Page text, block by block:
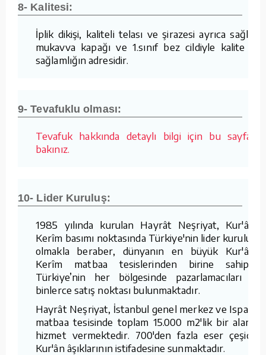
8- Kalitesi:
İplik dikişi, kaliteli telası ve şirazesi ayrıca sağlam
mukavva kapağı ve 1.sınıf bez cildiyle kalite ve
sağlamlığın adresidir.
9- Tevafuklu olması:
Tevafuk hakkında detaylı bilgi için bu sayfaya
bakınız.
10- Lider Kuruluş:
1985 yılında kurulan Hayrât Neşriyat, Kur'ân-ı
Kerîm basımı noktasında Türkiye'nin lider kuruluşu
olmakla beraber, dünyanın en büyük Kur'ân-ı
Kerîm matbaa tesislerinden birine sahiptir.
Türkiye’nin her bölgesinde pazarlamacıları ve
binlerce satış noktası bulunmaktadır.
Hayrât Neşriyat, İstanbul genel merkez ve Isparta
matbaa tesisinde toplam 15.000 m2'lik bir alanda
hizmet vermektedir. 700'den fazla eser çeşidini
Kur'ân âşıklarının istifadesine sunmaktadır.